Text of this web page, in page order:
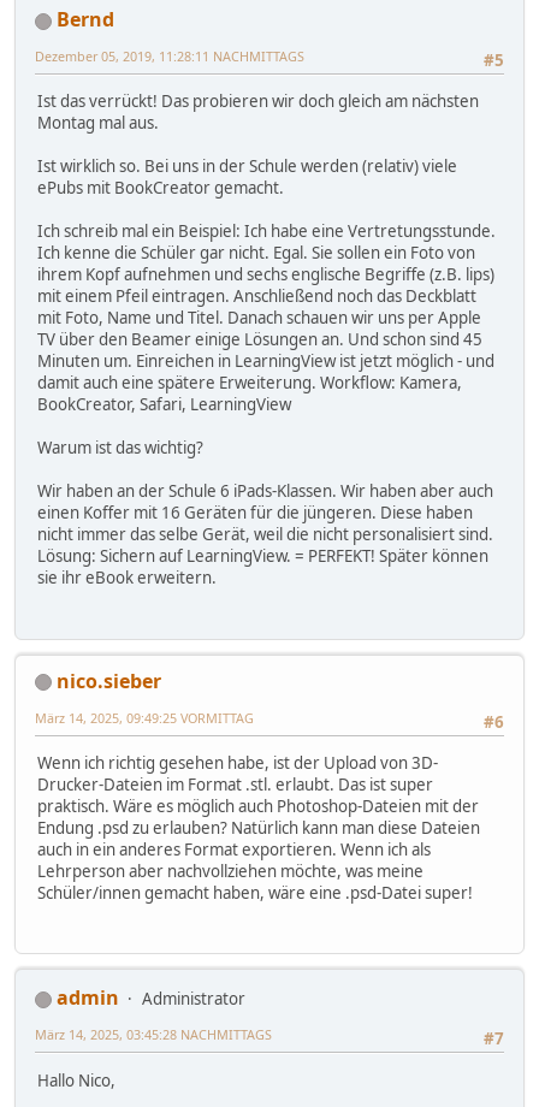
Bernd
#5
Dezember 05, 2019, 11:28:11 NACHMITTAGS
Ist das verrückt! Das probieren wir doch gleich am nächsten
Montag mal aus.
Ist wirklich so. Bei uns in der Schule werden (relativ) viele
ePubs mit BookCreator gemacht.
Ich schreib mal ein Beispiel: Ich habe eine Vertretungsstunde.
Ich kenne die Schüler gar nicht. Egal. Sie sollen ein Foto von
ihrem Kopf aufnehmen und sechs englische Begriffe (z.B. lips)
mit einem Pfeil eintragen. Anschließend noch das Deckblatt
mit Foto, Name und Titel. Danach schauen wir uns per Apple
TV über den Beamer einige Lösungen an. Und schon sind 45
Minuten um. Einreichen in LearningView ist jetzt möglich - und
damit auch eine spätere Erweiterung. Workflow: Kamera,
BookCreator, Safari, LearningView
Warum ist das wichtig?
Wir haben an der Schule 6 iPads-Klassen. Wir haben aber auch
einen Koffer mit 16 Geräten für die jüngeren. Diese haben
nicht immer das selbe Gerät, weil die nicht personalisiert sind.
Lösung: Sichern auf LearningView. = PERFEKT! Später können
sie ihr eBook erweitern.
nico.sieber
#6
März 14, 2025, 09:49:25 VORMITTAG
Wenn ich richtig gesehen habe, ist der Upload von 3D-
Drucker-Dateien im Format .stl. erlaubt. Das ist super
praktisch. Wäre es möglich auch Photoshop-Dateien mit der
Endung .psd zu erlauben? Natürlich kann man diese Dateien
auch in ein anderes Format exportieren. Wenn ich als
Lehrperson aber nachvollziehen möchte, was meine
Schüler/innen gemacht haben, wäre eine .psd-Datei super!
admin
Administrator
#7
März 14, 2025, 03:45:28 NACHMITTAGS
Hallo Nico,